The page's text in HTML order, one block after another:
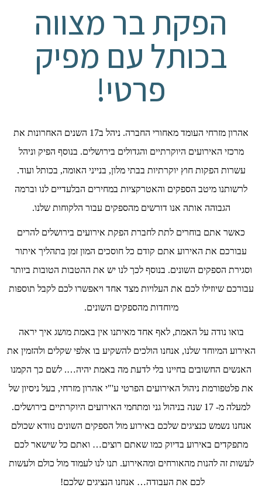
הפקת בר מצווה
בכותל עם מפיק
פרטי!
אהרון מזרחי העומד מאחורי החברה. ניהל ב17 השנים האחרונות את
מרכזי האירועים היוקרתיים והגדולים בירושלים. בנוסף הפיק וניהל
עשרות הפקות חוץ יוקרתיות בבתי מלון, בנייני האומה, בכותל ועוד.
לרשותנו מיטב הספקים והאטרקציות במחירים הבלעדיים לנו וברמה
הגבוהה אותה אנו דורשים מהספקים עבור הלקוחות שלנו.
כאשר אתם בוחרים לתת לחברת הפקת אירועים בירושלים להרים
עבורכם את האירוע אתם קודם כל חוסכים המון זמן בתהליך איתור
וסגירת הספקים השונים. בנוסף לכך לנו יש את ההטבות הטובות ביותר
עבורכם שיוזילו לכם את העלויות מצד אחד ויאפשרו לכם לקבל תוספות
מיוחדות מהספקים השונים.
בואו נודה על האמת, לאף אחד מאיתנו אין באמת מושג איך יראה
האירוע המיוחד שלנו, אנחנו הולכים להשקיע בו אלפי שקלים ולהזמין את
האנשים החשובים בחיינו בלי לדעת מה באמת יהיה…. לשם כך הקמנו
את פלטפורמת ניהול האירועים הפרטי ע'"י אהרון מזרחי, בעל ניסיון של
למעלה מ- 17 שנה בניהול גני ומתחמי האירועים היוקרתיים בירושלים.
אנחנו נשמש כנציגים שלכם באירוע מול הספקים השונים נוודא שכולם
מתפקדים באירוע בדיוק כמו שאתם רוצים… ואתם כל שישאר לכם
לעשות זה להנות מהאורחים ומהאירוע. תנו לנו לעמוד מול כולם ולעשות
לכם את העבודה… אנחנו הנציגים שלכם!